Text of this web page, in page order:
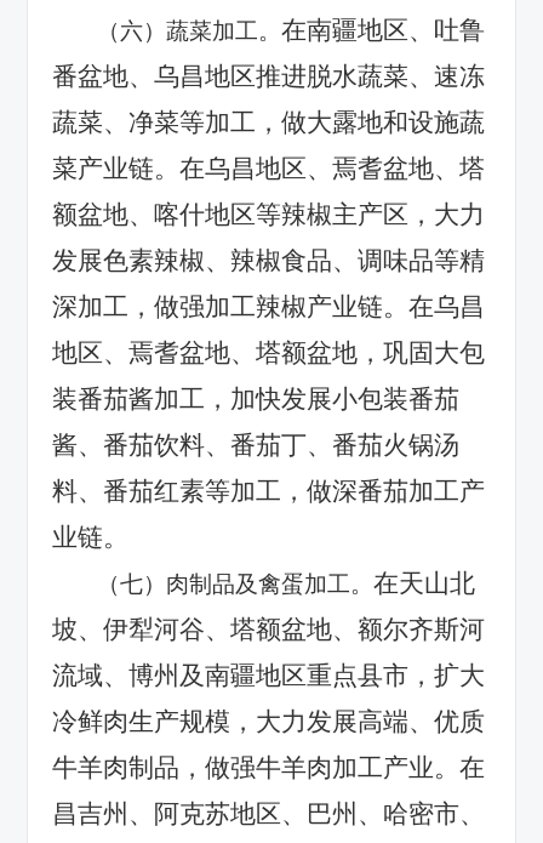
（六）蔬菜加工。在南疆地区、吐鲁
番盆地、乌昌地区推进脱水蔬菜、速冻
蔬菜、净菜等加工，做大露地和设施蔬
菜产业链。在乌昌地区、焉耆盆地、塔
额盆地、喀什地区等辣椒主产区，大力
发展色素辣椒、辣椒食品、调味品等精
深加工，做强加工辣椒产业链。在乌昌
地区、焉耆盆地、塔额盆地，巩固大包
装番茄酱加工，加快发展小包装番茄
酱、番茄饮料、番茄丁、番茄火锅汤
料、番茄红素等加工，做深番茄加工产
业链。
（七）肉制品及禽蛋加工。在天山北
坡、伊犁河谷、塔额盆地、额尔齐斯河
流域、博州及南疆地区重点县市，扩大
冷鲜肉生产规模，大力发展高端、优质
牛羊肉制品，做强牛羊肉加工产业。在
昌吉州、阿克苏地区、巴州、哈密市、